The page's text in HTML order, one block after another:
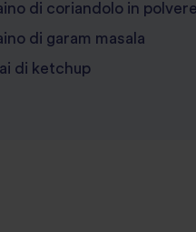
di coriandolo in polvere
di garam masala
di ketchup